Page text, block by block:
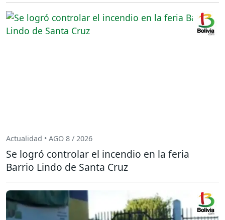
Actualidad • AGO 8 / 2026
Se logró controlar el incendio en la feria
Barrio Lindo de Santa Cruz